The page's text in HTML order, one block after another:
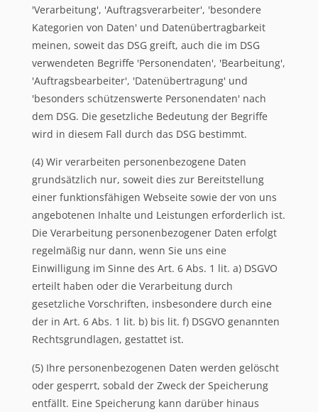
'Verarbeitung', 'Auftragsverarbeiter', 'besondere
Kategorien von Daten' und Datenübertragbarkeit
meinen, soweit das DSG greift, auch die im DSG
verwendeten Begriffe 'Personendaten', 'Bearbeitung',
'Auftragsbearbeiter', 'Datenübertragung' und
'besonders schützenswerte Personendaten' nach
dem DSG. Die gesetzliche Bedeutung der Begriffe
wird in diesem Fall durch das DSG bestimmt.
(4) Wir verarbeiten personenbezogene Daten
grundsätzlich nur, soweit dies zur Bereitstellung
einer funktionsfähigen Webseite sowie der von uns
angebotenen Inhalte und Leistungen erforderlich ist.
Die Verarbeitung personenbezogener Daten erfolgt
regelmäßig nur dann, wenn Sie uns eine
Einwilligung im Sinne des Art. 6 Abs. 1 lit. a) DSGVO
erteilt haben oder die Verarbeitung durch
gesetzliche Vorschriften, insbesondere durch eine
der in Art. 6 Abs. 1 lit. b) bis lit. f) DSGVO genannten
Rechtsgrundlagen, gestattet ist.
(5) Ihre personenbezogenen Daten werden gelöscht
oder gesperrt, sobald der Zweck der Speicherung
entfällt. Eine Speicherung kann darüber hinaus